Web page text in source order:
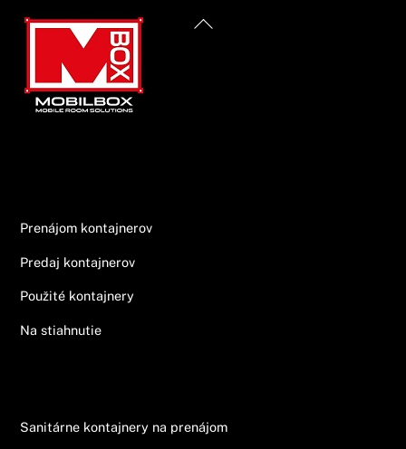
Back
Prenájom kontajnerov
Predaj kontajnerov
Použité kontajnery
Na stiahnutie
Sanitárne kontajnery na prenájom